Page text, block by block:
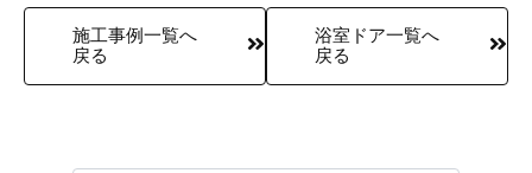
施工事例一覧へ
戻る
浴室ドア一覧へ
戻る